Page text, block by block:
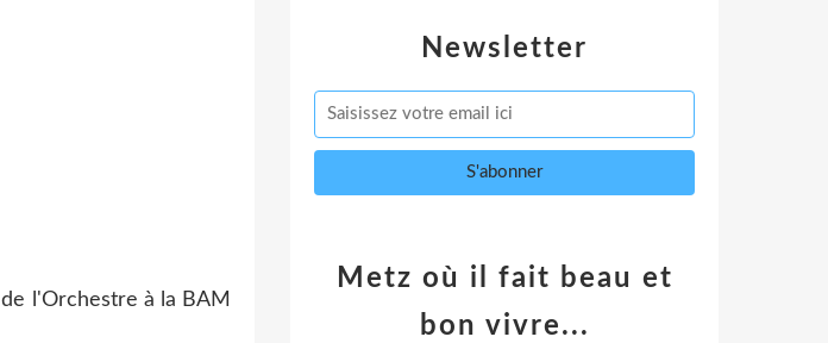
l'Orchestre à la BAM
Newsletter
Metz où il fait beau et
bon vivre...